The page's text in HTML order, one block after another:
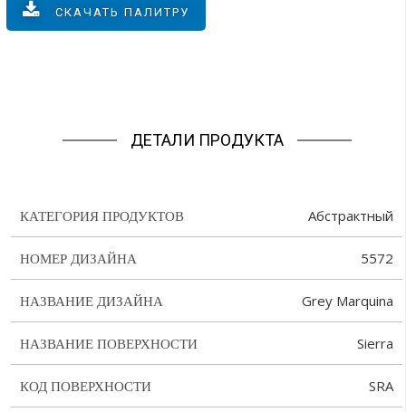
СКАЧАТЬ ПАЛИТРУ
ДЕТАЛИ ПРОДУКТА
КАТЕГОРИЯ ПРОДУКТОВ Абстрактный
НОМЕР ДИЗАЙНА 5572
НАЗВАНИЕ ДИЗАЙНА Grey Marquina
НАЗВАНИЕ ПОВЕРХНОСТИ Sierra
КОД ПОВЕРХНОСТИ SRA